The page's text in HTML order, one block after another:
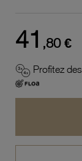
41 ,80 €
Profitez